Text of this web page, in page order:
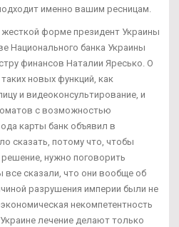
именно вашим ресницам.
форме президент Украины
Национального банка Украины
финансов Наталии Яресько. О
новых функций, как
и видеоконсультирование, и
с возможностью
карты банк объявил в
сказать, потому что, чтобы
нужно поговорить
все сказали, что они вообще об
разрушения империи были не
некомпетентность
лечение делают только